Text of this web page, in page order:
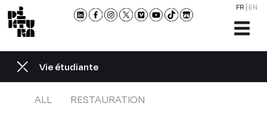
FR EN
Vie étudiante
ALL RESTAURATION